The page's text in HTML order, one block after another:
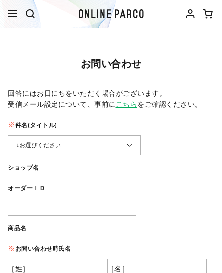
お問い合わせ
回答にはお日にちをいただく場合がございます。
受信メール設定について、事前に こちらをご確認ください。​
件名(タイトル)
ショップ名
オーダーＩＤ
商品名
お問い合わせ時氏名
［姓］ ［名］